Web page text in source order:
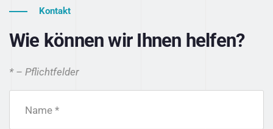
Kontakt
Wie können wir Ihnen helfen?
* – Pflichtfelder
Name *